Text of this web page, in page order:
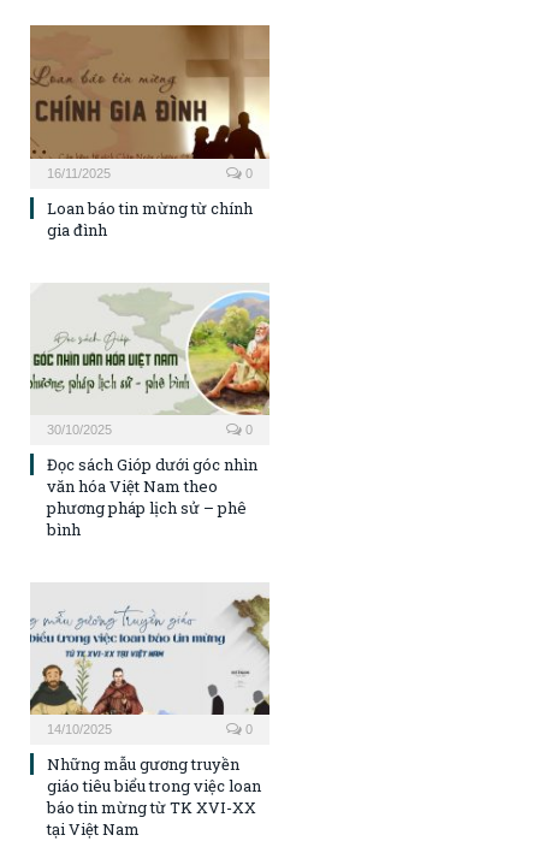
16/11/2025 0
Loan báo tin mừng từ chính
gia đình
30/10/2025 0
Đọc sách Gióp dưới góc nhìn
văn hóa Việt Nam theo
phương pháp lịch sử – phê
bình
14/10/2025 0
Những mẫu gương truyền
giáo tiêu biểu trong việc loan
báo tin mừng từ TK XVI-XX
tại Việt Nam